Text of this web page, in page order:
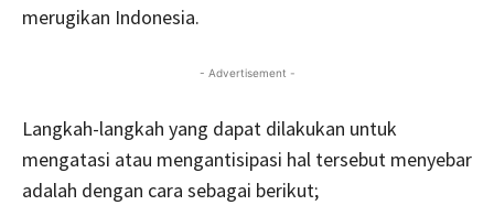
merugikan Indonesia.
- Advertisement -
Langkah-langkah yang dapat dilakukan untuk
mengatasi atau mengantisipasi hal tersebut menyebar
adalah dengan cara sebagai berikut;